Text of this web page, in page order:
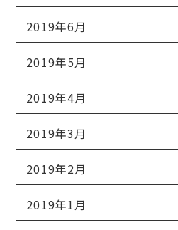
2019年6月
2019年5月
2019年4月
2019年3月
2019年2月
2019年1月